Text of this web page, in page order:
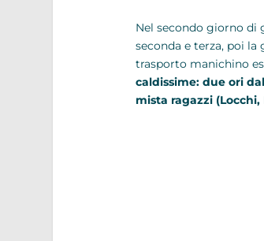
Nel secondo giorno di
seconda e terza, poi
trasporto manichino
caldissime: due ori
mista ragazzi